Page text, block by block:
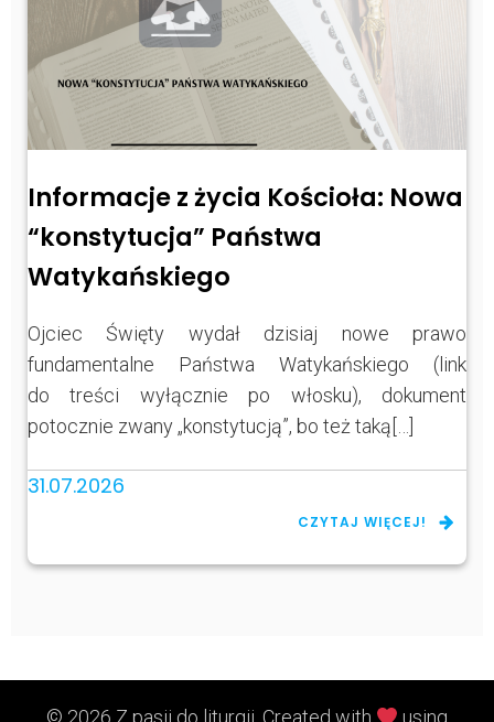
Informacje z życia Kościoła: Nowa
“konstytucja” Państwa
Watykańskiego
Ojciec Święty wydał dzisiaj nowe prawo
fundamentalne Państwa Watykańskiego (link
do treści wyłącznie po włosku), dokument
potocznie zwany „konstytucją”, bo też taką[…]
31.07.2026
CZYTAJ WIĘCEJ!
© 2026 Z pasji do liturgii. Created with using